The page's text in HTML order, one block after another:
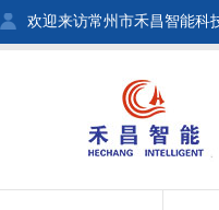
欢迎来访常州市禾昌智能科